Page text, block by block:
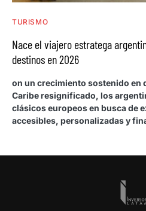
TURISMO
Nace el viajero estratega
destinos en 2026
on un crecimiento sostenido en
Caribe resignificado, los
clásicos europeos en busca de
accesibles, personalizadas y